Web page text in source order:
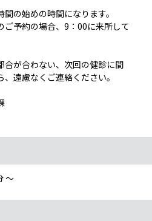
の始めの時間になります。
予約の場合、9：00に来所して
が合わない、次回の健診に間
遠慮なくご連絡ください。
～